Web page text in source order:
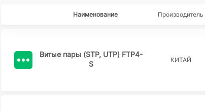
Наименование Производитель
Витые пары (STP, UTP) FTP4-
S
КИТАЙ